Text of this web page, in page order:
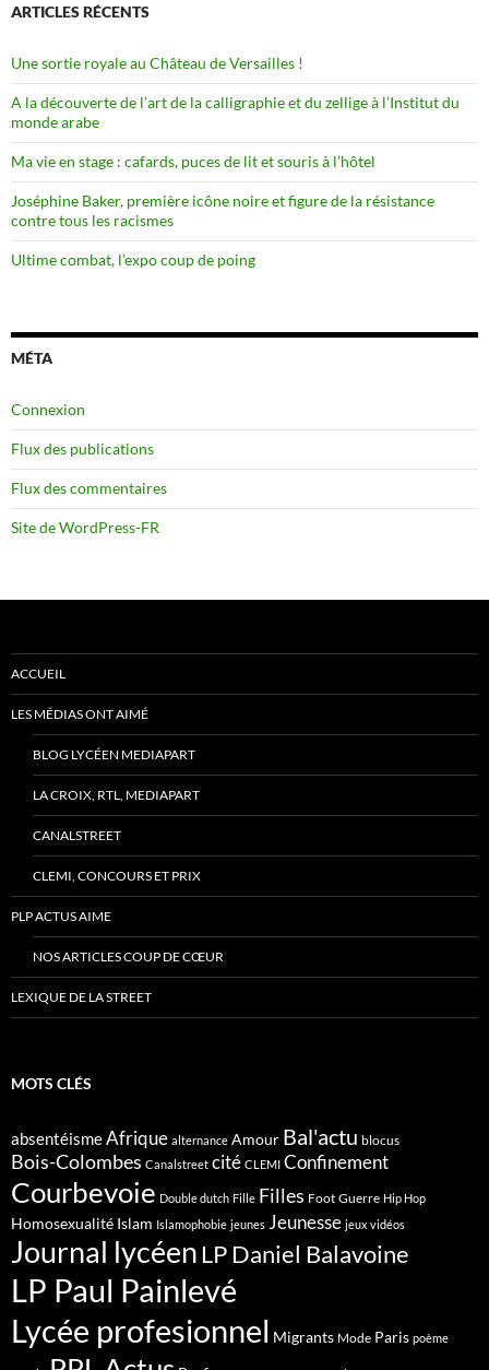
ARTICLES RÉCENTS
Une sortie royale au Château de Versailles !
A la découverte de l’art de la calligraphie et du zellige à l’Institut du
monde arabe
Ma vie en stage : cafards, puces de lit et souris à l’hôtel
Joséphine Baker, première icône noire et figure de la résistance
contre tous les racismes
Ultime combat, l’expo coup de poing
MÉTA
Connexion
Flux des publications
Flux des commentaires
Site de WordPress-FR
ACCUEIL
LES MÉDIAS ONT AIMÉ
BLOG LYCÉEN MEDIAPART
LA CROIX, RTL, MEDIAPART
CANALSTREET
CLEMI, CONCOURS ET PRIX
PLP ACTUS AIME
NOS ARTICLES COUP DE CŒUR
LEXIQUE DE LA STREET
MOTS CLÉS
absentéismeAfrique alternance Amour Bal'actu blocus
Bois-Colombes Canalstreet cité CLEMI Confinement
Courbevoie Double dutch Fille Filles Foot Guerre Hip Hop
Homosexualité Islam Islamophobie jeunes Jeunesse jeux vidéos
Journal lycéenLP Daniel Balavoine
LP Paul Painlevé
Lycée profesionnel Migrants Mode Paris poème